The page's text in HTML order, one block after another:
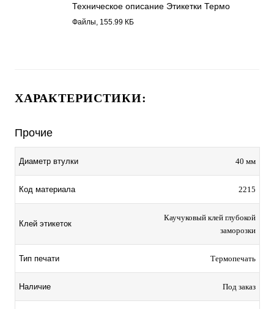
Техническое описание Этикетки Термо
ТОП 2215.pdf
Файлы, 155.99 КБ
ХАРАКТЕРИСТИКИ:
Прочие
Диаметр втулки 40 мм
Код материала 2215
Клей этикеток
Каучуковый клей глубокой
заморозки
Тип печати Термопечать
Наличие Под заказ